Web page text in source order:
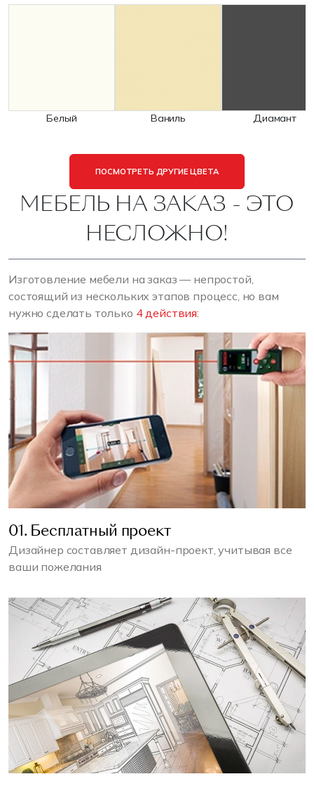
Белый Ваниль Диамант
ПОСМОТРЕТЬ ДРУГИЕ ЦВЕТА
МЕБЕЛЬ НА ЗАКАЗ - ЭТО
НЕСЛОЖНО!
Изготовление мебели на заказ — непростой,
состоящий из нескольких этапов процесс, но вам
нужно сделать только 4 действия:
01. Бесплатный проект
Дизайнер составляет дизайн-проект, учитывая все
ваши пожелания